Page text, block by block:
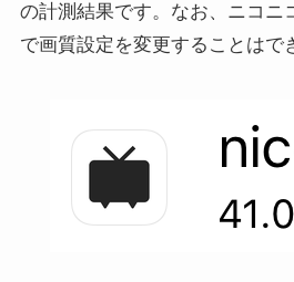
の計測結果です。なお、ニコニ
で画質設定を変更することはで